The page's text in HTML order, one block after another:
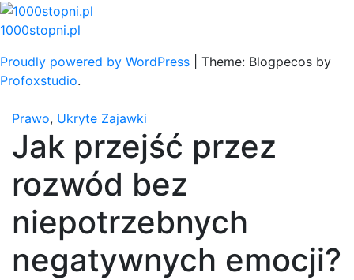
Skip
to
1000stopni.pl
Proudly powered by WordPress
Theme: Blogpecos by
Profoxstudio.
Prawo, Ukryte Zajawki
Jak przejść przez
rozwód bez
niepotrzebnych
negatywnych emocji?